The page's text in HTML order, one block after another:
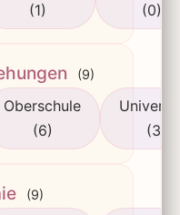
(1)
(0)
(9)
Oberschule
(6)
(3)
(9)